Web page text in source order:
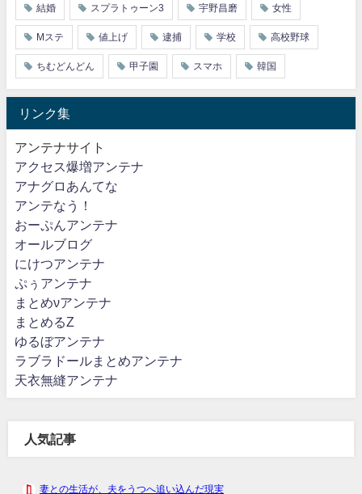
結婚 スプラトゥーン3 宇野昌磨 女性
Mステ 値上げ 逮捕 学校 高校野球
ちむどんどん 甲子園 スマホ 韓国
リンク集
アンテナサイト
アクセス爆増アンテナ
アナグロあんてな
アンテなう！
おーぷんアンテナ
オールブログ
にけつアンテナ
ぷぅアンテナ
まとめνアンテナ
まとめるZ
ゆるぼアンテナ
ラブラドールまとめアンテナ
天衣無縫アンテナ
人気記事